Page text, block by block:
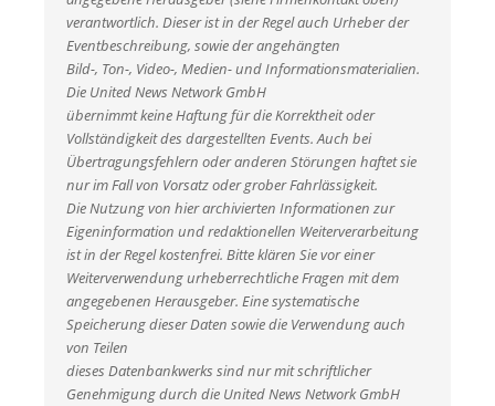
verantwortlich. Dieser ist in der Regel auch Urheber der
Eventbeschreibung, sowie der angehängten
Bild-, Ton-, Video-, Medien- und Informationsmaterialien.
Die United News Network GmbH
übernimmt keine Haftung für die Korrektheit oder
Vollständigkeit des dargestellten Events. Auch bei
Übertragungsfehlern oder anderen Störungen haftet sie
nur im Fall von Vorsatz oder grober Fahrlässigkeit.
Die Nutzung von hier archivierten Informationen zur
Eigeninformation und redaktionellen Weiterverarbeitung
ist in der Regel kostenfrei. Bitte klären Sie vor einer
Weiterverwendung urheberrechtliche Fragen mit dem
angegebenen Herausgeber. Eine systematische
Speicherung dieser Daten sowie die Verwendung auch
von Teilen
dieses Datenbankwerks sind nur mit schriftlicher
Genehmigung durch die United News Network GmbH